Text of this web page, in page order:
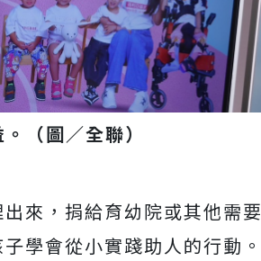
（圖／全聯）
來，捐給育幼院或其他需要
學會從小實踐助人的行動。